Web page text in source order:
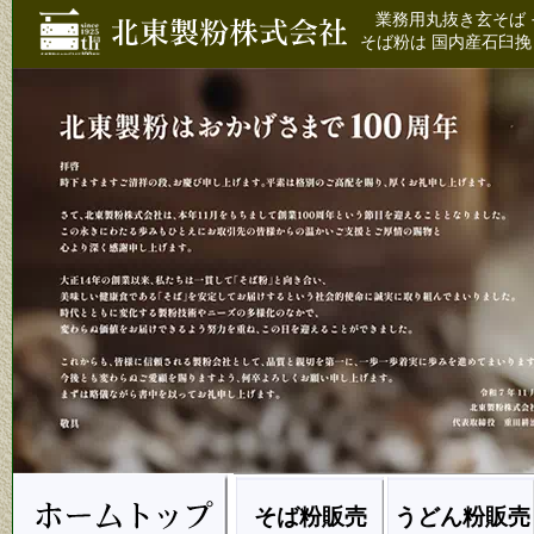
業務用丸抜き玄そ
そば粉は 国内産石臼
そば粉販売 うどん粉販売